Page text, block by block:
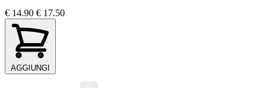
€ 14.90 € 17.50
AGGIUNGI